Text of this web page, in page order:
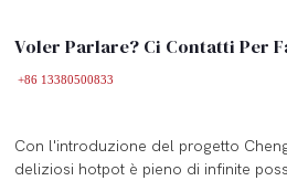
Voler Parlare? Ci Contatti Per
+86 13380500833
Con l'introduzione del progetto
deliziosi hotpot è pieno di infinite